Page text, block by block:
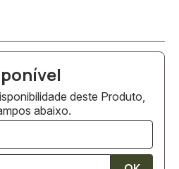
deste Produto,
abaixo.